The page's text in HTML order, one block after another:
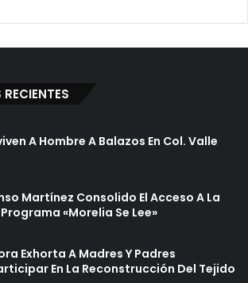
A Hombre A Balazos En Col. Valle
Martínez Consolido El Acceso A La
«Morelia Se Lee»
Exhorta A Madres Y Padres
En La Reconstrucción Del Tejido